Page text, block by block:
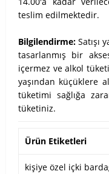
teslim edilmektedir.
Bilgilendirme: Satışı
tasarlanmış bir
içermez ve alkol
yaşından küçüklere
tüketimi sağlığa
tüketiniz.
Ürün Etiketleri
kişiye özel içki